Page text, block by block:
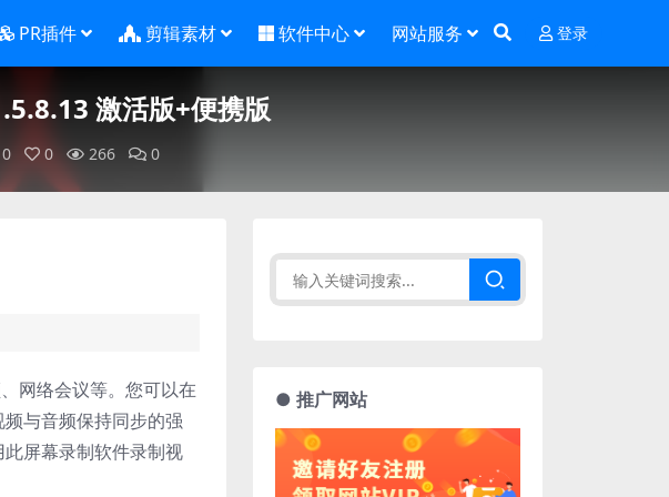
PR插件 剪辑素材 软件中心 网站服务 登录
激活版+便携版
0 0 266 0
网络会议等。您可以在
与音频保持同步的强
屏幕录制软件录制视
● 推广网站